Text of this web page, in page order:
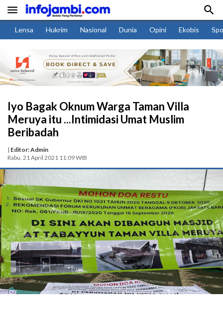
 
Lensa Hukrim Nasional Dunia Opini Ekobis
Iyo Bagak Oknum Warga Taman Villa
Meruya itu ...Intimidasi Umat Muslim
Beribadah
| Editor: Admin
Rabu, 21 April 2021 11:09 WIB